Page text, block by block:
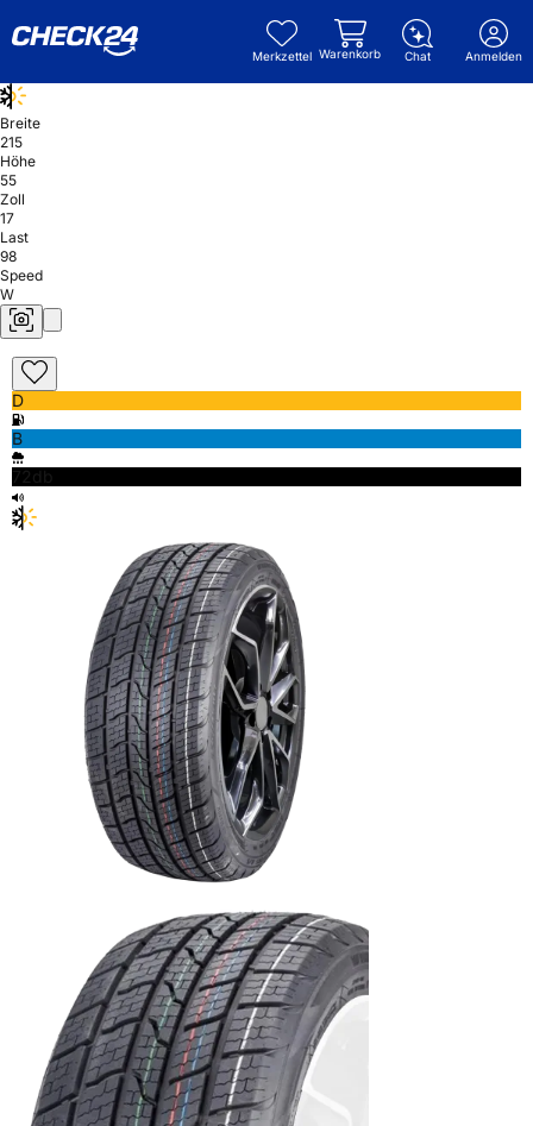
Merkzettel Warenkorb Chat Anmelden
Breite
215
Höhe
55
Zoll
17
Last
98
Speed
W
D
B
72db